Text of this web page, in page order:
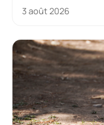
3 août 2026